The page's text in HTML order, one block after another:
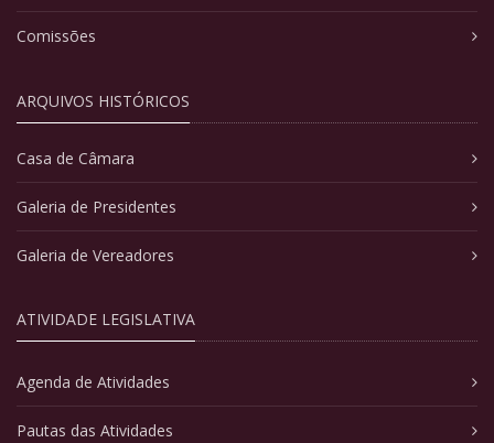
Comissões
ARQUIVOS HISTÓRICOS
Casa de Câmara
Galeria de Presidentes
Galeria de Vereadores
ATIVIDADE LEGISLATIVA
Agenda de Atividades
Pautas das Atividades